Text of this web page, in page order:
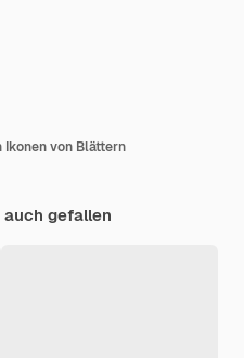
von Blättern
auch gefallen